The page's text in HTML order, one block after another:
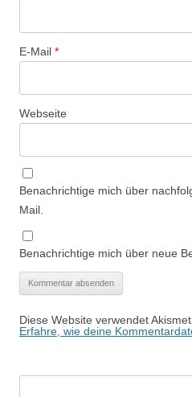
E-Mail *
Webseite
Benachrichtige mich über
Mail.
Benachrichtige mich über neue
Diese Website verwendet
Erfahre, wie deine